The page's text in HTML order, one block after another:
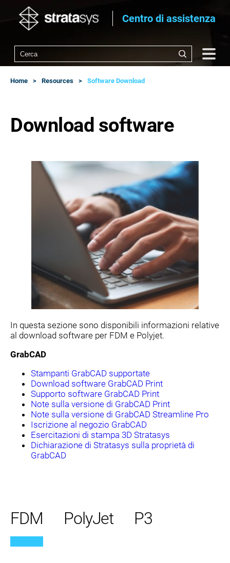
Centro di assistenza
Home Resources Software Download
Download software
In questa sezione sono disponibili informazioni relative
al download software per FDM e Polyjet.
GrabCAD
Stampanti GrabCAD supportate
Download software GrabCAD Print
Supporto software GrabCAD Print
Note sulla versione di GrabCAD Print
Note sulla versione di GrabCAD Streamline Pro
Iscrizione al negozio GrabCAD
Esercitazioni di stampa 3D Stratasys
Dichiarazione di Stratasys sulla proprietà di
GrabCAD
FDM PolyJet P3